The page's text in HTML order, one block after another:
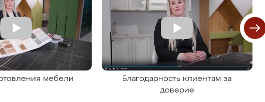
мебели
Благодарность клиентам за
доверие